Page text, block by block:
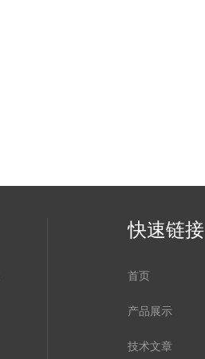
快速链接
首页
产品展示
技术文章